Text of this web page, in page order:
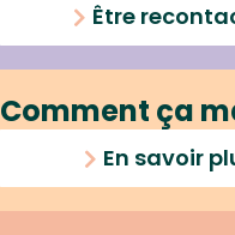
Être
Comment ça
En savoir